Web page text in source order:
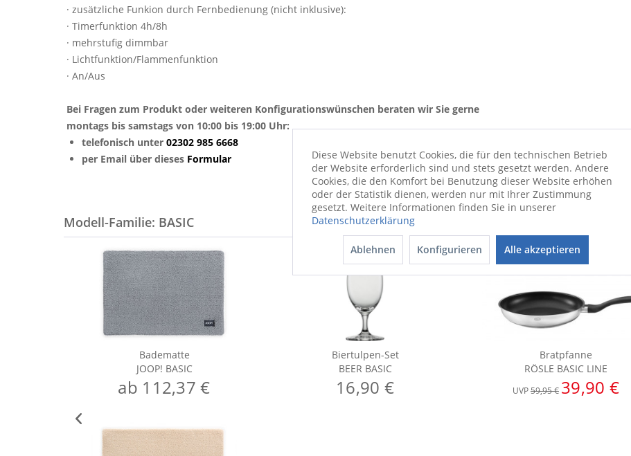
· zusätzliche Funkion durch Fernbedienung (nicht inklusive):
· Timerfunktion 4h/8h
· mehrstufig dimmbar
· Lichtfunktion/Flammenfunktion
· An/Aus
Bei Fragen zum Produkt oder weiteren Konfigurationswünschen beraten wir Sie gerne
montags bis samstags von 10:00 bis 19:00 Uhr:
telefonisch unter 02302 985 6668
per Email über dieses Formular
Modell-Familie: BASIC
Badematte
JOOP! BASIC
ab 112,37 €
Biertulpen-Set
BEER BASIC
16,90 €
Bratpfanne
RÖSLE BASIC LINE
UVP59,95 € 39,90 €
Diese Website benutzt Cookies, die für den technischen Betrieb
der Website erforderlich sind und stets gesetzt werden. Andere
Cookies, die den Komfort bei Benutzung dieser Website erhöhen
oder der Statistik dienen, werden nur mit Ihrer Zustimmung
gesetzt. Weitere Informationen finden Sie in unserer
Datenschutzerklärung
Ablehnen Konfigurieren Alle akzeptieren